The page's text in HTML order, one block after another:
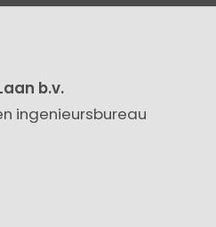
b.v.
ingenieursbureau